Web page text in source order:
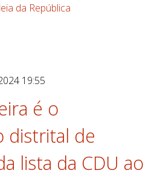
da República
19:55
é o
distrital de
lista da CDU ao